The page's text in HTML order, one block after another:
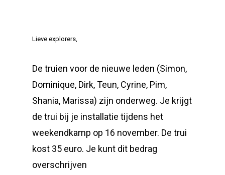
Lieve explorers,
De truien voor de nieuwe leden (Simon,
Dominique, Dirk, Teun, Cyrine, Pim,
Shania, Marissa) zijn onderweg. Je krijgt
de trui bij je installatie tijdens het
weekendkamp op 16 november. De trui
kost 35 euro. Je kunt dit bedrag
overschrijven